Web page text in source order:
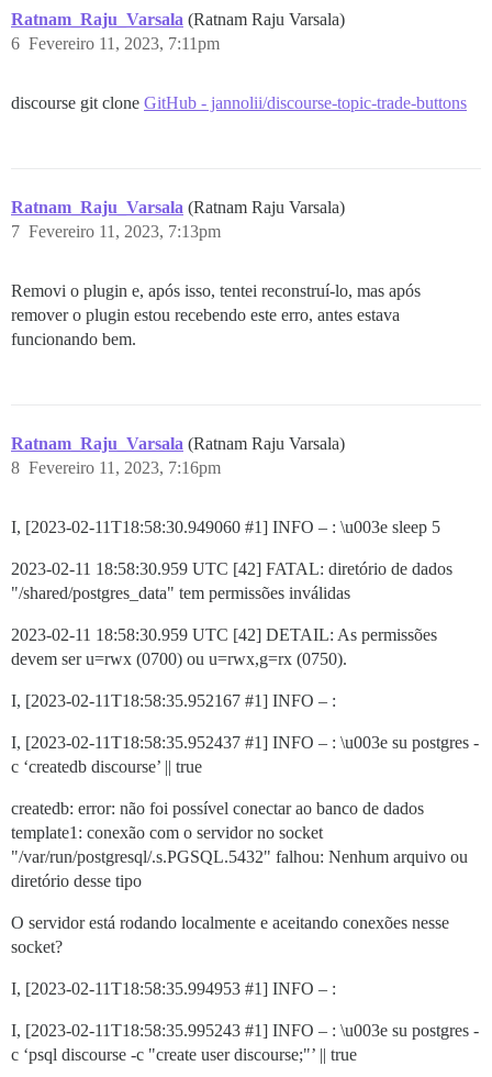
./discourse-doctor may help diagnose the problem.
Ratnam_Raju_Varsala (Ratnam Raju Varsala)
Fevereiro 11, 2023, 7:11pm
6
discourse git clone GitHub - jannolii/discourse-topic-trade-buttons
Ratnam_Raju_Varsala (Ratnam Raju Varsala)
Fevereiro 11, 2023, 7:13pm
7
Removi o plugin e, após isso, tentei reconstruí-lo, mas após
remover o plugin estou recebendo este erro, antes estava
funcionando bem.
Ratnam_Raju_Varsala (Ratnam Raju Varsala)
Fevereiro 11, 2023, 7:16pm
8
I, [2023-02-11T18:58:30.949060 #1] INFO – : \u003e sleep 5
2023-02-11 18:58:30.959 UTC [42] FATAL: diretório de dados
"/shared/postgres_data" tem permissões inválidas
2023-02-11 18:58:30.959 UTC [42] DETAIL: As permissões
devem ser u=rwx (0700) ou u=rwx,g=rx (0750).
I, [2023-02-11T18:58:35.952167 #1] INFO – :
I, [2023-02-11T18:58:35.952437 #1] INFO – : \u003e su postgres -
c ‘createdb discourse’ || true
createdb: error: não foi possível conectar ao banco de dados
template1: conexão com o servidor no socket
"/var/run/postgresql/.s.PGSQL.5432" falhou: Nenhum arquivo ou
diretório desse tipo
O servidor está rodando localmente e aceitando conexões nesse
socket?
I, [2023-02-11T18:58:35.994953 #1] INFO – :
I, [2023-02-11T18:58:35.995243 #1] INFO – : \u003e su postgres -
c ‘psql discourse -c "create user discourse;"’ || true